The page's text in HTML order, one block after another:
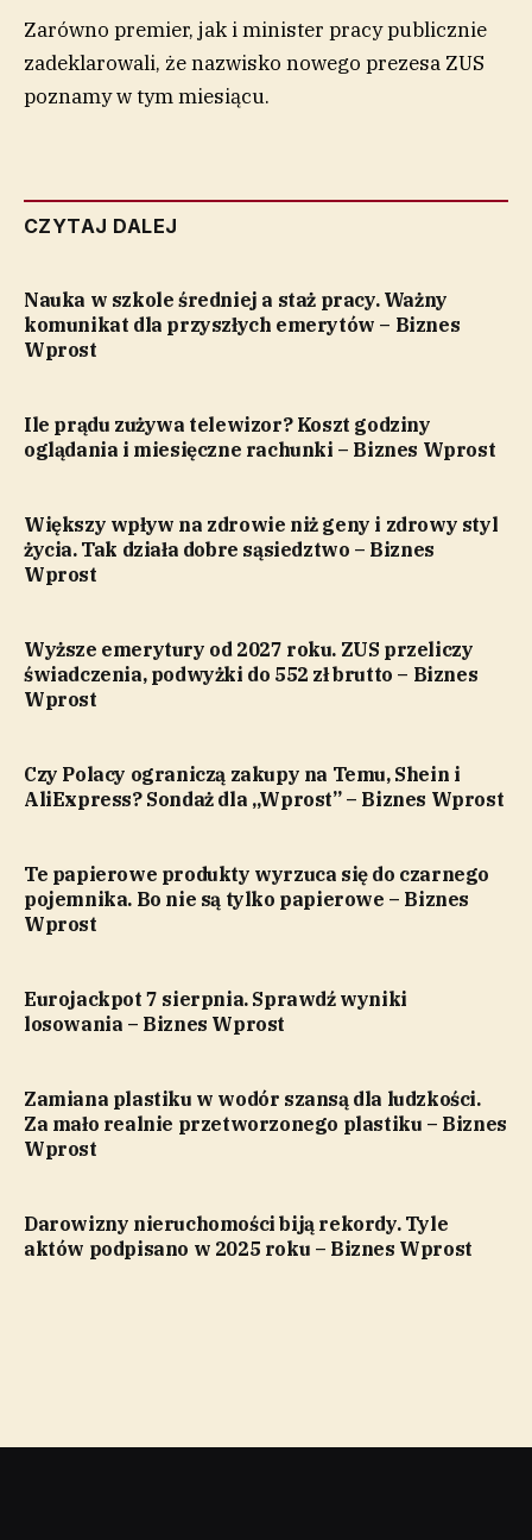
Zarówno premier, jak i minister pracy publicznie
zadeklarowali, że nazwisko nowego prezesa ZUS
poznamy w tym miesiącu.
CZYTAJ DALEJ
Nauka w szkole średniej a staż pracy. Ważny
komunikat dla przyszłych emerytów – Biznes
Wprost
Ile prądu zużywa telewizor? Koszt godziny
oglądania i miesięczne rachunki – Biznes Wprost
Większy wpływ na zdrowie niż geny i zdrowy styl
życia. Tak działa dobre sąsiedztwo – Biznes
Wprost
Wyższe emerytury od 2027 roku. ZUS przeliczy
świadczenia, podwyżki do 552 zł brutto – Biznes
Wprost
Czy Polacy ograniczą zakupy na Temu, Shein i
AliExpress? Sondaż dla „Wprost” – Biznes Wprost
Te papierowe produkty wyrzuca się do czarnego
pojemnika. Bo nie są tylko papierowe – Biznes
Wprost
Eurojackpot 7 sierpnia. Sprawdź wyniki
losowania – Biznes Wprost
Zamiana plastiku w wodór szansą dla ludzkości.
Za mało realnie przetworzonego plastiku – Biznes
Wprost
Darowizny nieruchomości biją rekordy. Tyle
aktów podpisano w 2025 roku – Biznes Wprost